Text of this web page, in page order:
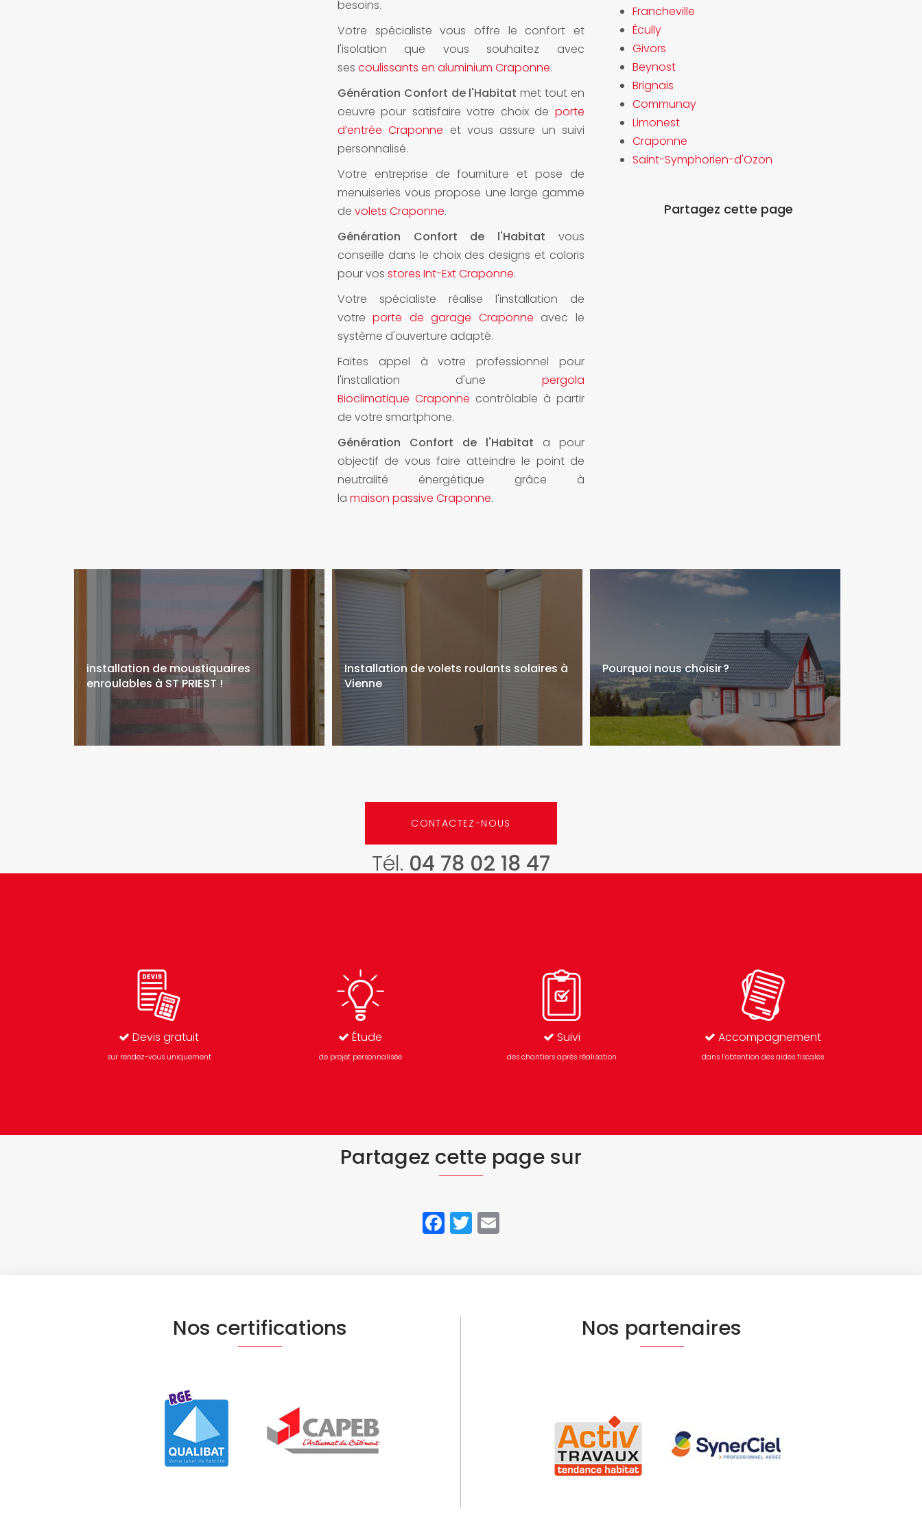
besoins.
Votre spécialiste vous offre le confort et
l'isolation que vous souhaitez avec
ses coulissants en aluminium Craponne.
Génération Confort de l'Habitat met tout en
oeuvre pour satisfaire votre choix de porte
d’entrée Craponne et vous assure un suivi
personnalisé.
Votre entreprise de fourniture et pose de
menuiseries vous propose une large gamme
de volets Craponne.
Génération Confort de l'Habitat vous
conseille dans le choix des designs et coloris
pour vos stores Int-Ext Craponne.
Votre spécialiste réalise l'installation de
votreporte de garage Craponne avec le
système d'ouverture adapté.
Faites appel à votre professionnel pour
l'installation d'une pergola
Bioclimatique Craponne contrôlable à partir
de votre smartphone.
Génération Confort de l'Habitat a pour
objectif de vous faire atteindre le point de
neutralité énergétique grâce à
la maison passive Craponne.
Francheville
Écully
Givors
Beynost
Brignais
Communay
Limonest
Craponne
Saint-Symphorien-d'Ozon
installation de moustiquaires
enroulables à ST PRIEST !
Installation de volets roulants solaires à
Vienne
Pourquoi nous choisir ?
CONTACTEZ-NOUS
Tél. 04 78 02 18 47
Devis gratuit
sur rendez-vous uniquement
Étude
de projet personnalisée
Suivi
des chantiers après réalisation
Accompagnement
dans l’obtention des aides fiscales
Partagez cette page sur
Facebook
Twitter
Nos certifications Nos partenaires